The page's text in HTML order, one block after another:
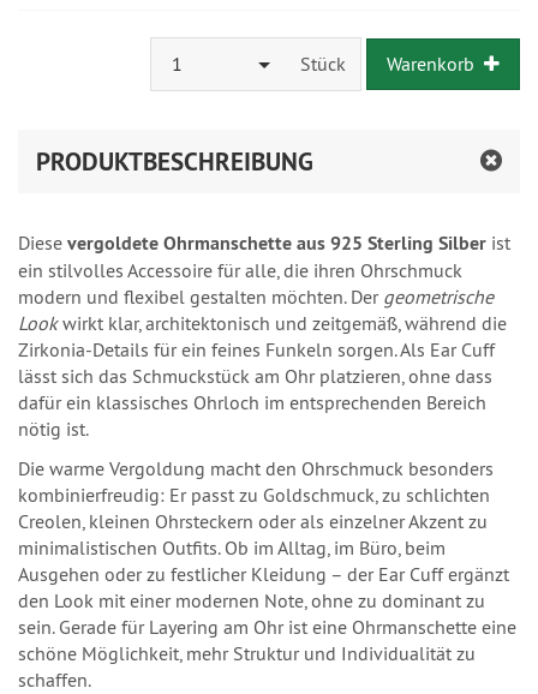
1 Stück Warenkorb
PRODUKTBESCHREIBUNG
Diese vergoldete Ohrmanschette aus 925 Sterling Silber ist
ein stilvolles Accessoire für alle, die ihren Ohrschmuck
modern und flexibel gestalten möchten. Der geometrische
Lookwirkt klar, architektonisch und zeitgemäß, während die
Zirkonia-Details für ein feines Funkeln sorgen. Als Ear Cuff
lässt sich das Schmuckstück am Ohr platzieren, ohne dass
dafür ein klassisches Ohrloch im entsprechenden Bereich
nötig ist.
Die warme Vergoldung macht den Ohrschmuck besonders
kombinierfreudig: Er passt zu Goldschmuck, zu schlichten
Creolen, kleinen Ohrsteckern oder als einzelner Akzent zu
minimalistischen Outfits. Ob im Alltag, im Büro, beim
Ausgehen oder zu festlicher Kleidung – der Ear Cuff ergänzt
den Look mit einer modernen Note, ohne zu dominant zu
sein. Gerade für Layering am Ohr ist eine Ohrmanschette eine
schöne Möglichkeit, mehr Struktur und Individualität zu
schaffen.